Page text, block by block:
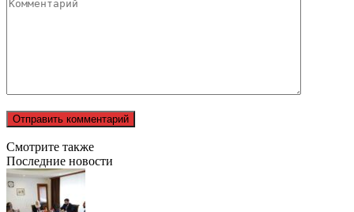
Смотрите также
Последние новости